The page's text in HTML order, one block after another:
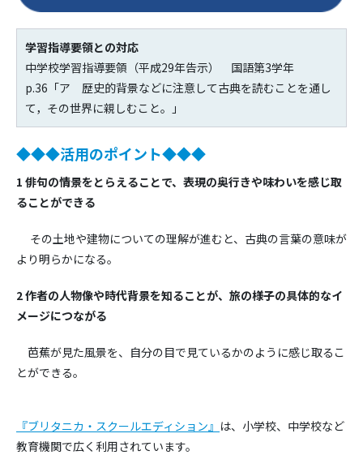
学習指導要領との対応
中学校学習指導要領（平成29年告示） 国語第3学年
p.36「ア 歴史的背景などに注意して古典を読むことを通し
て，その世界に親しむこと。」
◆◆◆活用のポイント◆◆◆
1 俳句の情景をとらえることで、表現の奥行きや味わいを感じ取
ることができる
その土地や建物についての理解が進むと、古典の言葉の意味が
より明らかになる。
2作者の人物像や時代背景を知ることが、旅の様子の具体的なイ
メージにつながる
芭蕉が見た風景を、自分の目で見ているかのように感じ取るこ
とができる。
『ブリタニカ・スクールエディション』 は、小学校、中学校など
教育機関で広く利用されています。